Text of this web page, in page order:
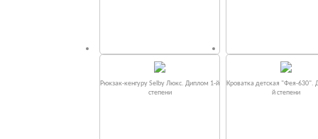
Рюкзак-кенгуру Selby Люкс. Диплом 1-й
степени
Кроватка детская "Фея-630".
й степени